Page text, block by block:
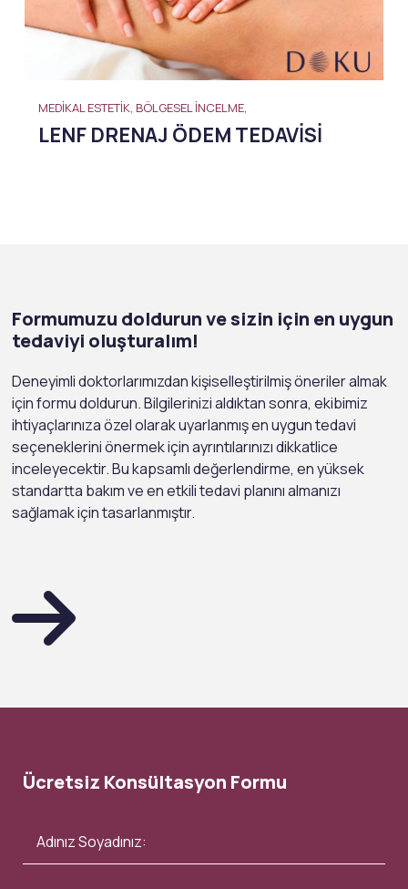
MEDIKAL ESTETIK, BÖLGESEL İNCELME,
LENF DRENAJ ÖDEM TEDAVISI
Formumuzu doldurun ve sizin için en uygun
tedaviyi oluşturalım!
Deneyimli doktorlarımızdan kişiselleştirilmiş öneriler almak
için formu doldurun. Bilgilerinizi aldıktan sonra, ekibimiz
ihtiyaçlarınıza özel olarak uyarlanmış en uygun tedavi
seçeneklerini önermek için ayrıntılarınızı dikkatlice
inceleyecektir. Bu kapsamlı değerlendirme, en yüksek
standartta bakım ve en etkili tedavi planını almanızı
sağlamak için tasarlanmıştır.
Ücretsiz Konsültasyon Formu